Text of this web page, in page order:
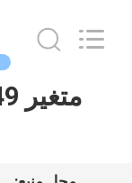
صفحه
Technology